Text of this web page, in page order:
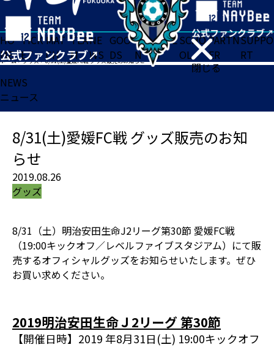
閉じる
HO
ME
TICK
ET
MAT
CH
TEA
M
NE
WS
GOO
DS
FA
N
ACADE
MY
SCHO
OL
PARTN
ER
SUPPO
RT
ホーム>グッズ>8/31(土)愛媛FC戦 グッズ販売のお知らせ
NEWS
ニュース
8/31(土)愛媛FC戦 グッズ販売のお知
らせ
2019.08.26
グッズ
8/31（土）明治安田生命J2リーグ第30節 愛媛FC戦
（19:00キックオフ／レベルファイブスタジアム）にて販
売するオフィシャルグッズをお知らせいたします。ぜひ
お買い求めください。
2019明治安田生命Ｊ2リーグ 第30節
【開催日時】 2019 年8月31日(土) 19:00キックオフ